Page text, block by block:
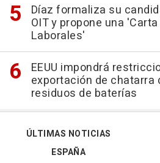
Díaz formaliza su
OIT y propone una
Laborales'
EEUU impondrá
exportación de chatarra
residuos de baterías
ÚLTIMAS NOTICIAS
ESPAÑA